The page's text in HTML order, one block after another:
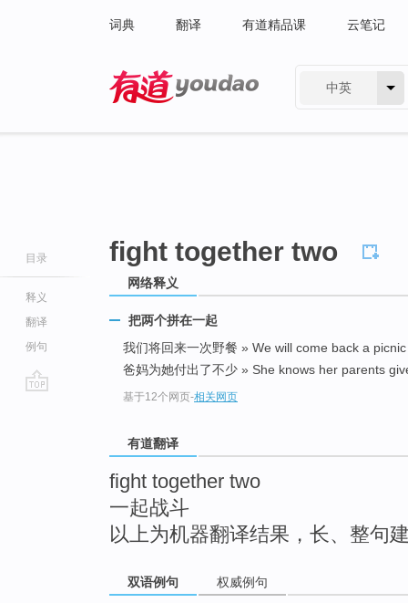
词典 翻译 有道精品课 云笔记
中英
目录
释义
翻译
例句
fight together two
网络释义
把两个拼在一起
我们将回来一次野餐 » We will come back a
爸妈为她付出了不少 » She knows her parents
基于12个网页-相关网页
有道翻译
fight together two
一起战斗
以上为机器翻译结果，长、整句
双语例句 权威例句